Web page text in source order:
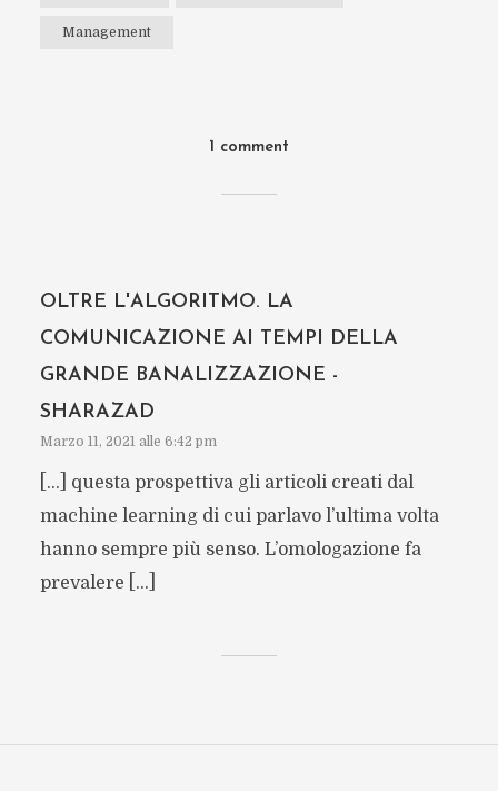
Management
1 comment
OLTRE L'ALGORITMO. LA
COMUNICAZIONE AI TEMPI DELLA
GRANDE BANALIZZAZIONE -
SHARAZAD
Marzo 11, 2021 alle 6:42 pm
[…] questa prospettiva gli articoli creati dal
machine learning di cui parlavo l’ultima volta
hanno sempre più senso. L’omologazione fa
prevalere […]